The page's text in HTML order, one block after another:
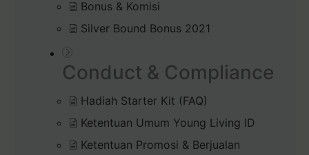
Bonus & Komisi
Silver Bound Bonus 2021
Conduct & Compliance
Hadiah Starter Kit (FAQ)
Ketentuan Umum Young Living ID
Ketentuan Promosi & Berjualan